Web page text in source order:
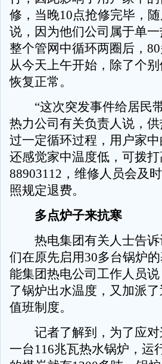
修，当晚10点抢修完毕，
说，因为他们公司属于单
整个管网中循环两圈后，
从今天上午开始，除了个
恢复正常。
“这次突发事件给居民带
热力公司有关负责人说，
过一定循环过程，用户家
还感觉家中温度低，可拨
88903112，维修人员会及
照规定退费。
多点炉子来抗寒
热电集团有关人士告诉
们在原先启用30多台锅炉
能集团热电公司工作人员
了锅炉出水温度，又加派
值班制度。
记者了解到，为了应对
一台116兆瓦热水锅炉，运